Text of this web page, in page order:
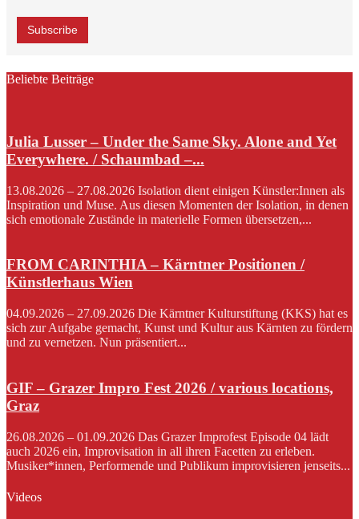
Beliebte Beiträge
Julia Lusser – Under the Same Sky. Alone and Yet
Everywhere. / Schaumbad –...
13.08.2026 – 27.08.2026 Isolation dient einigen Künstler:Innen als
Inspiration und Muse. Aus diesen Momenten der Isolation, in denen
sich emotionale Zustände in materielle Formen übersetzen,...
FROM CARINTHIA – Kärntner Positionen /
Künstlerhaus Wien
04.09.2026 – 27.09.2026 Die Kärntner Kulturstiftung (KKS) hat es
sich zur Aufgabe gemacht, Kunst und Kultur aus Kärnten zu fördern
und zu vernetzen. Nun präsentiert...
GIF – Grazer Impro Fest 2026 / various locations,
Graz
26.08.2026 – 01.09.2026 Das Grazer Improfest Episode 04 lädt
auch 2026 ein, Improvisation in all ihren Facetten zu erleben.
Musiker*innen, Performende und Publikum improvisieren jenseits...
Videos